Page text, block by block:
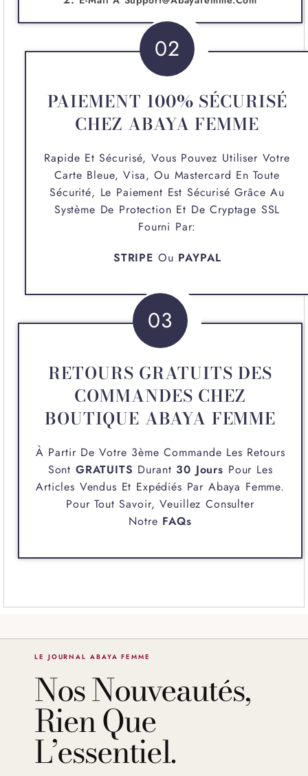
02
PAIEMENT 100% SÉCURISÉ
CHEZ ABAYA FEMME
Rapide Et Sécurisé, Vous Pouvez Utiliser Votre
Carte Bleue, Visa, Ou Mastercard En Toute
Sécurité, Le Paiement Est Sécurisé Grâce Au
Système De Protection Et De Cryptage SSL
Fourni Par:
STRIPE Ou PAYPAL
03
RETOURS GRATUITS DES
COMMANDES CHEZ
BOUTIQUE ABAYA FEMME
À Partir De Votre 3ème Commande Les Retours
Sont GRATUITS Durant 30 Jours Pour Les
Articles Vendus Et Expédiés Par Abaya Femme.
Pour Tout Savoir, Veuillez Consulter
Notre FAQs
LE JOURNAL ABAYA FEMME
Nos Nouveautés,
Rien Que
L’essentiel.